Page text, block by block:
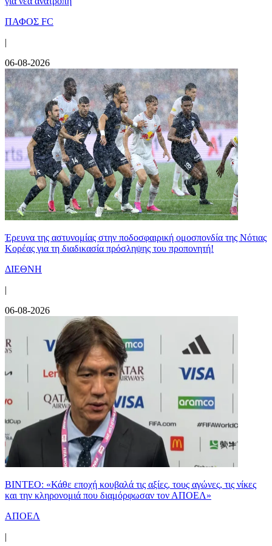
ΠΑΦΟΣ FC
|
06-08-2026
Έρευνα της αστυνομίας στην ποδοσφαιρική ομοσπονδία της Νότιας
Κορέας για τη διαδικασία πρόσληψης του προπονητή!
ΔΙΕΘΝΗ
|
06-08-2026
ΒΙΝΤΕΟ: «Κάθε εποχή κουβαλά τις αξίες, τους αγώνες, τις νίκες
και την κληρονομιά που διαμόρφωσαν τον ΑΠΟΕΛ»
ΑΠΟΕΛ
|